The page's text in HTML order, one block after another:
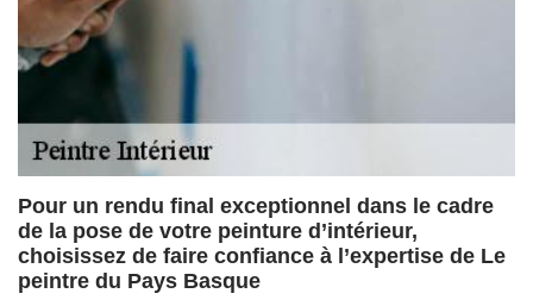
Pour un rendu final exceptionnel dans le cadre
de la pose de votre peinture d’intérieur,
choisissez de faire confiance à l’expertise de Le
peintre du Pays Basque